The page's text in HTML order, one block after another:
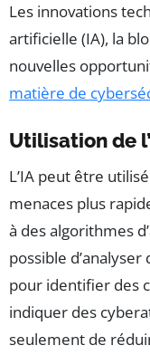
Les innovations
artificielle (IA), la
nouvelles
matière de
Utilisation de
L’IA peut être
menaces plus
à des algorithmes
possible
pour identifier des
indiquer des
seulement de